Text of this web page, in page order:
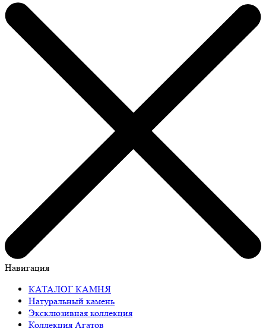
Навигация
КАТАЛОГ КАМНЯ
Натуральный камень
Эксклюзивная коллекция
Коллекция Агатов